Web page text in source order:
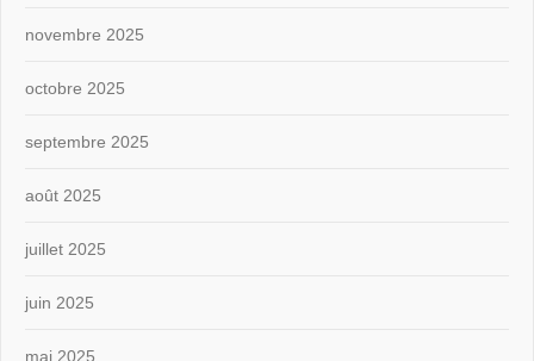
novembre 2025
octobre 2025
septembre 2025
août 2025
juillet 2025
juin 2025
mai 2025